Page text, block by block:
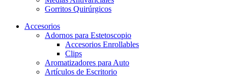
Gorritos Quirúrgicos
Accesorios
Adornos para Estetoscopio
Accesorios Enrollables
Clips
Aromatizadores para Auto
Artículos de Escritorio